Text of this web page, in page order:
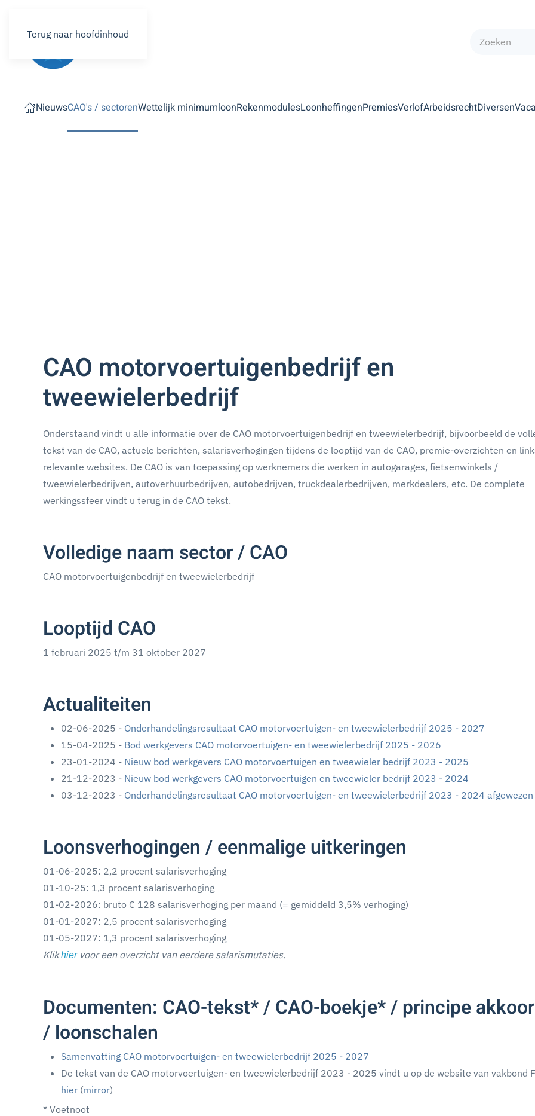
Terug naar hoofdinhoud
NieuwsCAO's / sectorenWettelijk minimumloonRekenmodulesLoonheffingenPremiesVerlofArbeidsrechtDiversen
CAO motorvoertuigenbedrijf en
tweewielerbedrijf
Onderstaand vindt u alle informatie over de CAO motorvoertuigenbedrijf en tweewielerbedrijf, bijvoorbeeld de
tekst van de CAO, actuele berichten, salarisverhogingen tijdens de looptijd van de CAO, premie-overzichten en
relevante websites. De CAO is van toepassing op werknemers die werken in autogarages, fietsenwinkels /
tweewielerbedrijven, autoverhuurbedrijven, autobedrijven, truckdealerbedrijven, merkdealers, etc. De complete
werkingssfeer vindt u terug in de CAO tekst.
Volledige naam sector / CAO
CAO motorvoertuigenbedrijf en tweewielerbedrijf
Looptijd CAO
1 februari 2025 t/m 31 oktober 2027
Actualiteiten
02-06-2025 - Onderhandelingsresultaat CAO motorvoertuigen- en tweewielerbedrijf 2025 - 2027
15-04-2025 - Bod werkgevers CAO motorvoertuigen- en tweewielerbedrijf 2025 - 2026
23-01-2024 - Nieuw bod werkgevers CAO motorvoertuigen en tweewieler bedrijf 2023 - 2025
21-12-2023 - Nieuw bod werkgevers CAO motorvoertuigen en tweewieler bedrijf 2023 - 2024
03-12-2023 - Onderhandelingsresultaat CAO motorvoertuigen- en tweewielerbedrijf 2023 - 2024 afgewezen
Loonsverhogingen / eenmalige uitkeringen
01-06-2025: 2,2 procent salarisverhoging
01-10-25: 1,3 procent salarisverhoging
01-02-2026: bruto € 128 salarisverhoging per maand (= gemiddeld 3,5% verhoging)
01-01-2027: 2,5 procent salarisverhoging
01-05-2027: 1,3 procent salarisverhoging
Klikhiervoor een overzicht van eerdere salarismutaties.
Documenten: CAO-tekst*/ CAO-boekje*/ principe
/ loonschalen
Samenvatting CAO motorvoertuigen- en tweewielerbedrijf 2025 - 2027
De tekst van de CAO motorvoertuigen- en tweewielerbedrijf 2023 - 2025 vindt u op de website van vakbond
hier (mirror)
* Voetnoot